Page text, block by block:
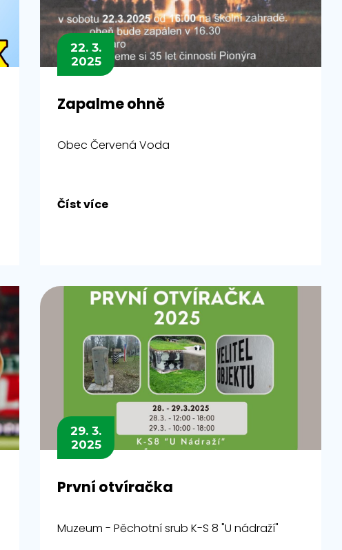
22. 3.
2025
Zapalme ohně
Obec Červená Voda
Číst více
29. 3.
2025
První otvíračka
Muzeum - Pěchotní srub K-S 8 "U nádraží"